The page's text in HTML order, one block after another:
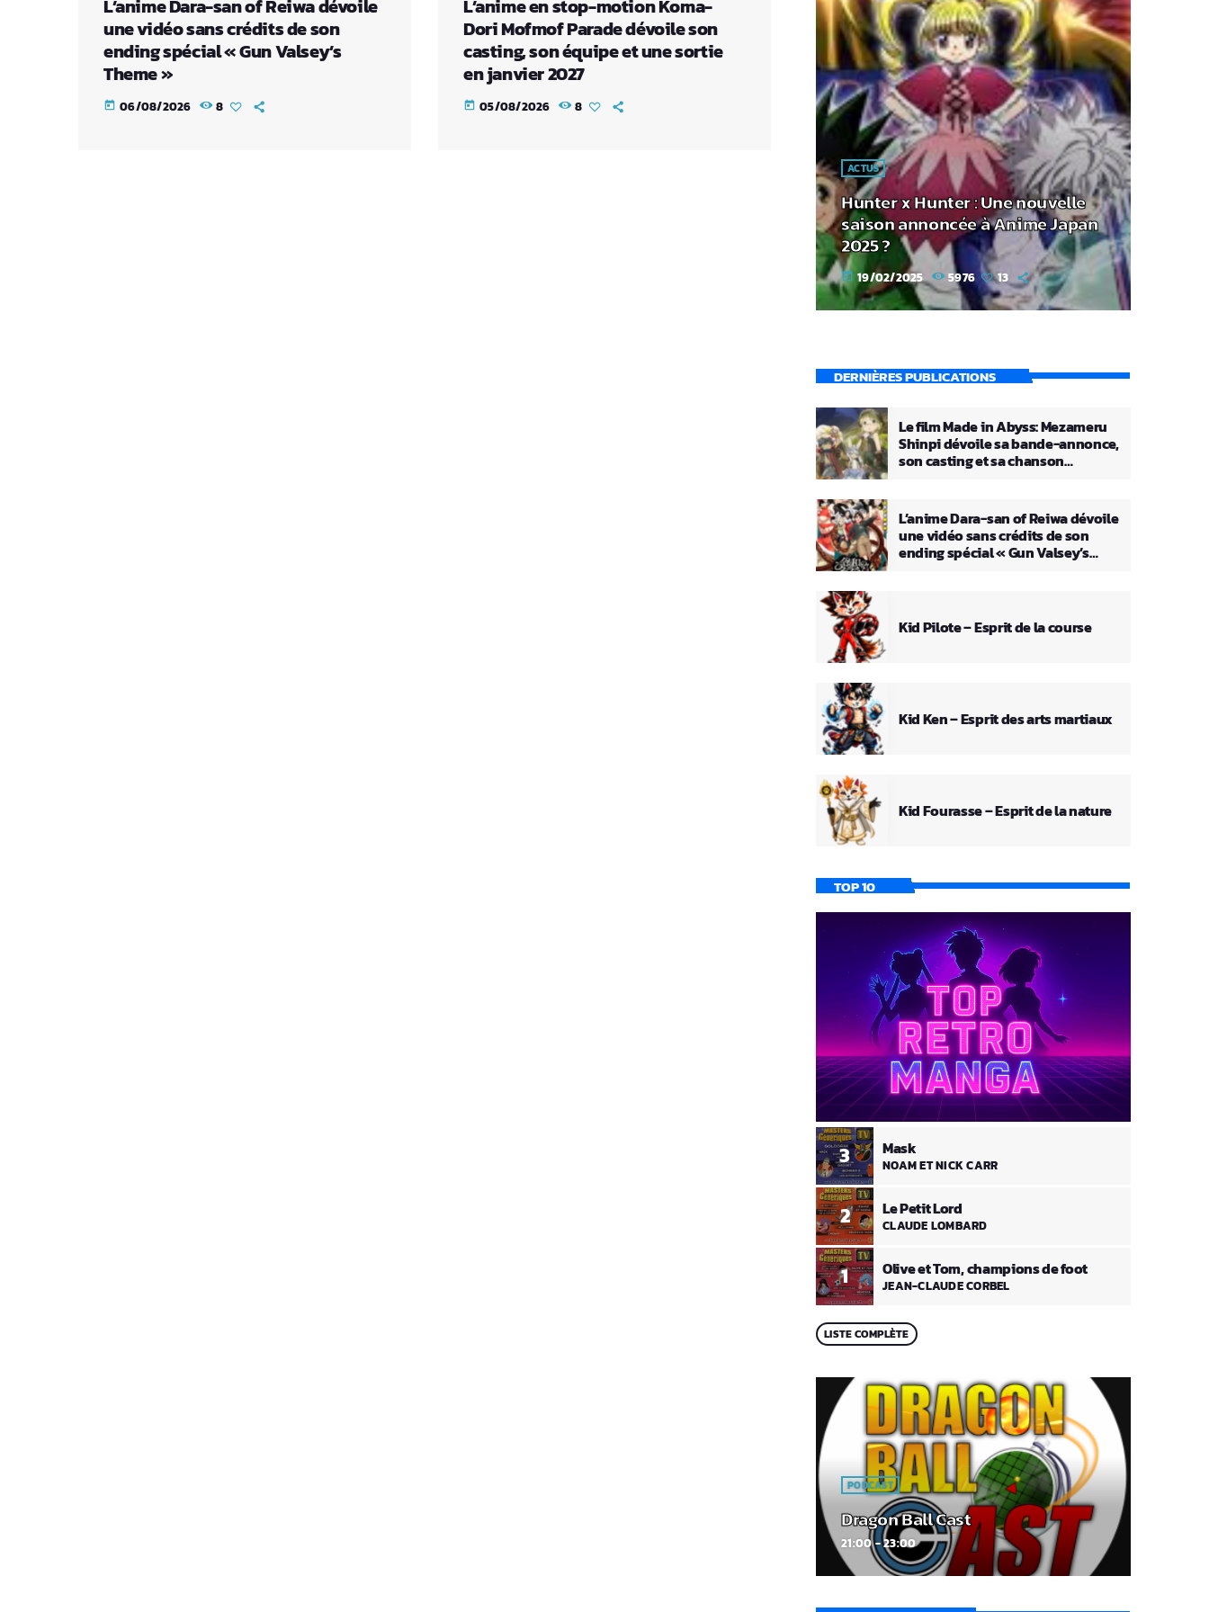
L’anime Dara-san of Reiwa dévoile
une vidéo sans crédits de son
ending spécial « Gun Valsey’s
Theme »
today 06/08/2026 8
L’anime en stop-motion Koma-
Dori Mofmof Parade dévoile son
casting, son équipe et une sortie
en janvier 2027
today 05/08/2026 8
ACTUS
Hunter x Hunter : Une nouvelle
saison annoncée à Anime Japan
2025 ?
today 19/02/2025 5976 13
DERNIÈRES PUBLICATIONS
Le film Made in Abyss: Mezameru
Shinpi dévoile sa bande-annonce,
son casting et sa chanson
L’anime Dara-san of Reiwa dévoile
une vidéo sans crédits de son
ending spécial « Gun Valsey’s
Kid Pilote – Esprit de la course
Kid Ken – Esprit des arts martiaux
Kid Fourasse – Esprit de la nature
TOP 10
1 Olive et Tom, champions de foot
JEAN-CLAUDE CORBEL
2 Le Petit Lord
CLAUDE LOMBARD
3 Mask
NOAM ET NICK CARR
LISTE COMPLÈTE
PODCAST
Dragon Ball Cast
21:00 - 23:00